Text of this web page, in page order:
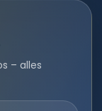
– alles